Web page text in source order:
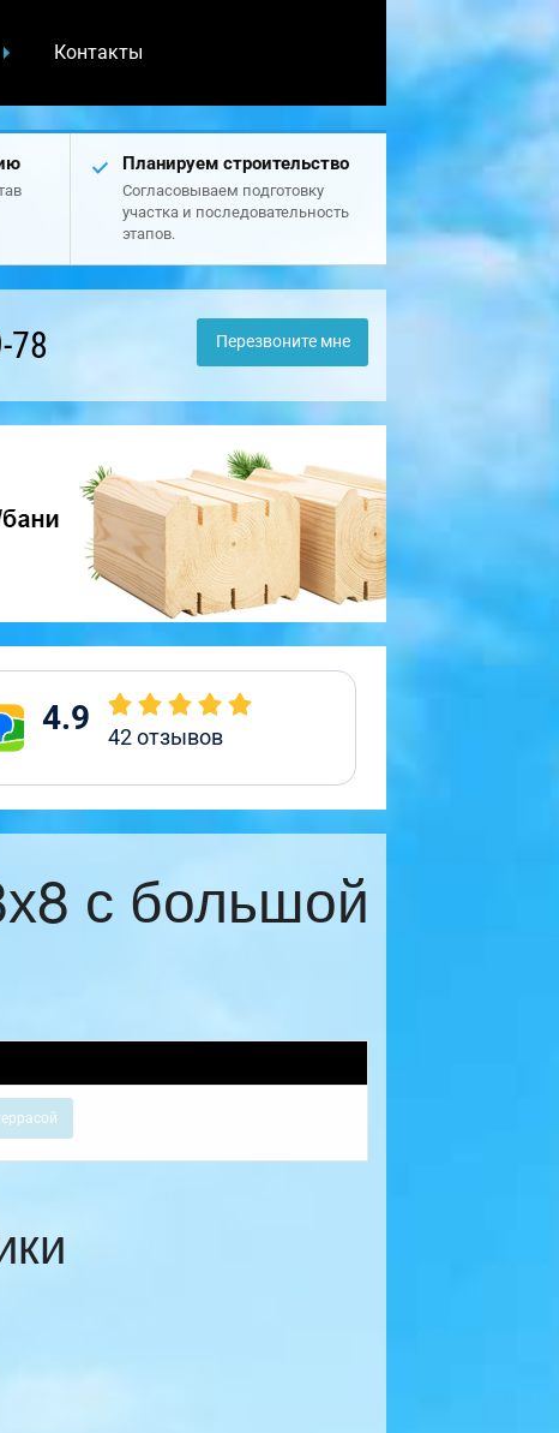
Контакты
Планируем строительство
Согласовываем подготовку
участка и последовательность
этапов.
78 Перезвоните мне
4.9 42отзывов
с большой